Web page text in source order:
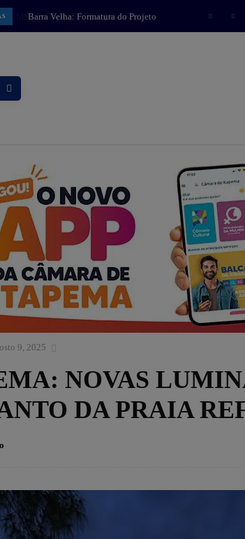
Barra Velha: Formatura do Projeto
Bombeiro Mirim marca conquista
9, 2025
NOVAS
DA PRAIA